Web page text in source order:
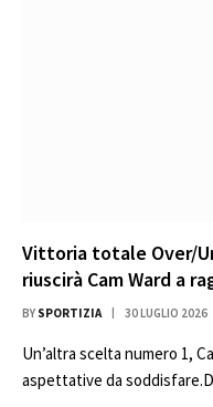
Vittoria totale Over/
riuscirà Cam Ward a
BY SPORTIZIA 30 LUGLIO 2026
Un’altra scelta numero 1,
aspettative da